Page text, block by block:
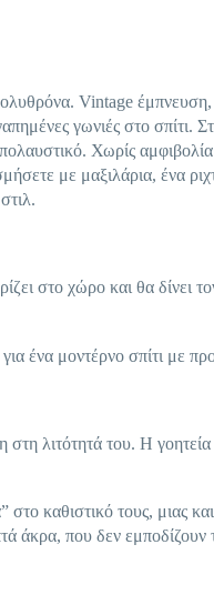
πολυθρόνα. Vintage
γωνιές στο
Χωρίς
με μαξιλάρια, ένα
στο χώρο και θα δίνει
ένα μοντέρνο σπίτι με
στη λιτότητά του. Η
καθιστικό τους, μιας
άκρα, που δεν